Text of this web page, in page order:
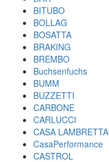
BITUBO
BOLLAG
BOSATTA
BRAKING
BREMBO
Buchsenfuchs
BUMM
BUZZETTI
CARBONE
CARLUCCI
CASA LAMBRETTA
CasaPerformance
CASTROL